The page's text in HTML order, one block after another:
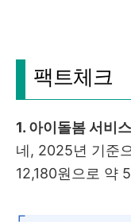
팩트체크
1. 아이돌봄 서비
네, 2025년 기준
12,180원으로 약